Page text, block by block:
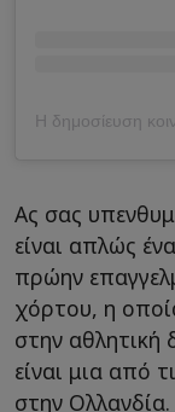
Ας σας
είναι απλώς
πρώην
χόρτου, η
στην αθλητική
είναι μια από
στην